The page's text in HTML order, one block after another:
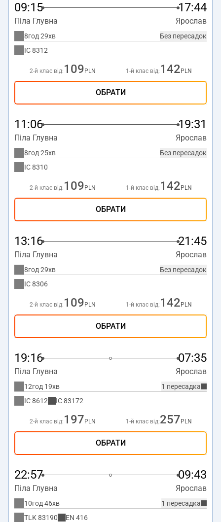
09:15 17:44
Піла Глувна Ярослав
Без пересадок
8год 29хв
IC8312
2-й клас від: 109 PLN 1-й клас від: 142 PLN
ОБРАТИ
11:06 19:31
Піла Глувна Ярослав
Без пересадок
8год 25хв
IC8310
2-й клас від: 109 PLN 1-й клас від: 142 PLN
ОБРАТИ
13:16 21:45
Піла Глувна Ярослав
Без пересадок
8год 29хв
IC8306
2-й клас від: 109 PLN 1-й клас від: 142 PLN
ОБРАТИ
19:16 07:35
Піла Глувна Ярослав
1 пересадка
12год 19хв
IC8612 IC83172
2-й клас від: 197 PLN 1-й клас від:257 PLN
ОБРАТИ
22:57 09:43
Піла Глувна Ярослав
1 пересадка
10год 46хв
TLK 83190 EN 416